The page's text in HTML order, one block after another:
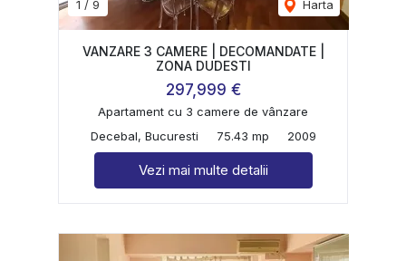
1 / 9 Harta
VANZARE 3 CAMERE | DECOMANDATE |
ZONA DUDESTI
297,999 €
Apartament cu 3 camere de vânzare
Decebal, Bucuresti
75.43 mp 2009
Vezi mai multe detalii